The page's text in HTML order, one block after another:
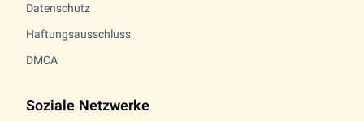
Datenschutz
Haftungsausschluss
DMCA
Soziale Netzwerke